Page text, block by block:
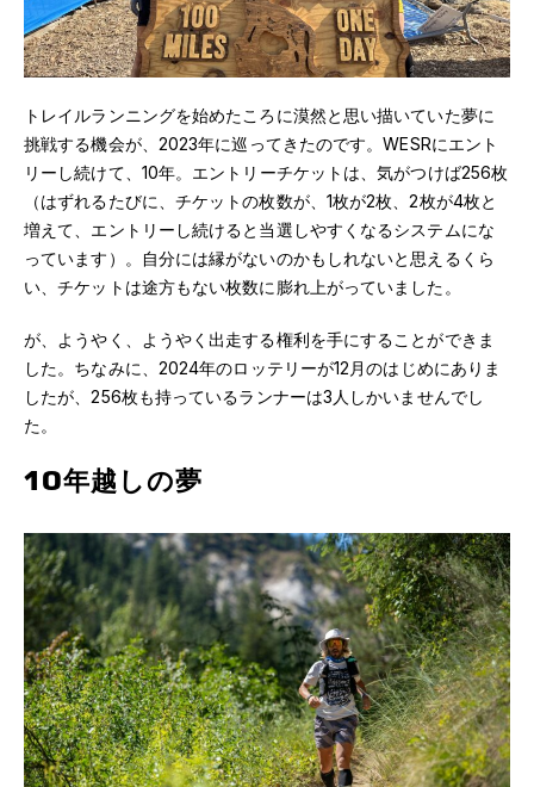
トレイルランニングを始めたころに漠然と思い描いていた夢に
挑戦する機会が、2023年に巡ってきたのです。WESRにエント
リーし続けて、10年。エントリーチケットは、気がつけば256枚
（はずれるたびに、チケットの枚数が、1枚が2枚、2枚が4枚と
増えて、エントリーし続けると当選しやすくなるシステムにな
っています）。自分には縁がないのかもしれないと思えるくら
い、チケットは途方もない枚数に膨れ上がっていました。
が、ようやく、ようやく出走する権利を手にすることができま
した。ちなみに、2024年のロッテリーが12月のはじめにありま
したが、256枚も持っているランナーは3人しかいませんでし
た。
10年越しの夢